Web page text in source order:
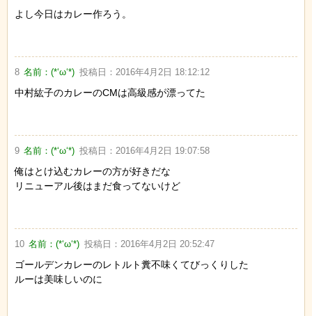
よし今日はカレー作ろう。
8 名前：(*‘ω‘*) 投稿日： 2016年4月2日 18:12:12
中村紘子のカレーのCMは高級感が漂ってた
9 名前：(*‘ω‘*) 投稿日： 2016年4月2日 19:07:58
俺はとけ込むカレーの方が好きだな
リニューアル後はまだ食ってないけど
10 名前：(*‘ω‘*) 投稿日： 2016年4月2日 20:52:47
ゴールデンカレーのレトルト糞不味くてびっくりした
ルーは美味しいのに